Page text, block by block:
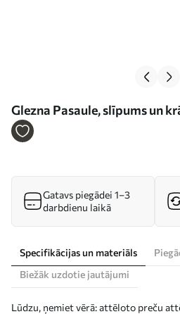
Glezna Pasaule, slīpums un
Gatavs piegādei 1–3
darbdienu laikā
Specifikācijas un materiāls
Biežāk uzdotie jautājumi
Lūdzu, ņemiet vērā: attēloto preču